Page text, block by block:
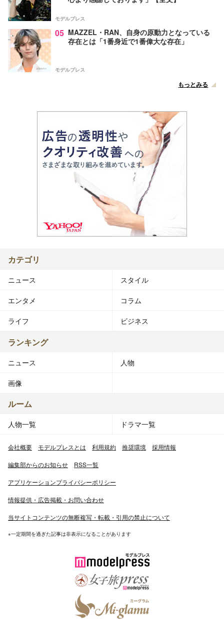
モデルプレス
05 MAZZEL・RAN、自身の原動力となっている
存在とは「1番身近で1番偉大な存在」
モデルプレス
もっとみる
カテゴリ
ニュース スタイル
エンタメ コラム
ライフ ビジネス
ランキング
ニュース 人物
画像
ルーム
人物一覧 ドラマ一覧
会社概要 モデルプレスとは 利用規約 推奨環境 採用情報
編集部からのお知らせ RSS一覧
アプリケーションプライバシーポリシー
情報提供・広告掲載・お問い合わせ
当サイトコンテンツの無断複写・転載・引用の禁止について
※一定期間を過ぎた記事は非表示になることがあります